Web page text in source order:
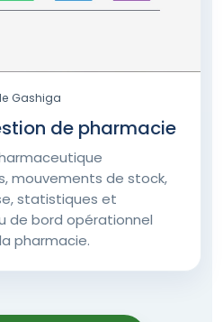
Gashiga
de pharmacie
mouvements de stock,
statistiques et
de bord opérationnel
pharmacie.